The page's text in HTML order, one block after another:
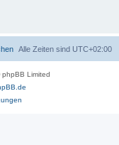
Alle Zeiten sind UTC+02:00
Limited